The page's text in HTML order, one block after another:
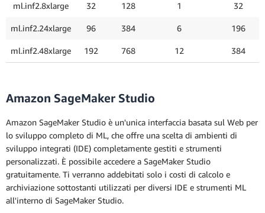
ml.inf2.8xlarge 32 128 1 32
ml.inf2.24xlarge 96 384 6 196
ml.inf2.48xlarge 192 768 12 384
Amazon SageMaker Studio
Amazon SageMaker Studio è un'unica interfaccia basata sul Web per
lo sviluppo completo di ML, che offre una scelta di ambienti di
sviluppo integrati (IDE) completamente gestiti e strumenti
personalizzati. È possibile accedere a SageMaker Studio
gratuitamente. Ti verranno addebitati solo i costi di calcolo e
archiviazione sottostanti utilizzati per diversi IDE e strumenti ML
all'interno di SageMaker Studio.